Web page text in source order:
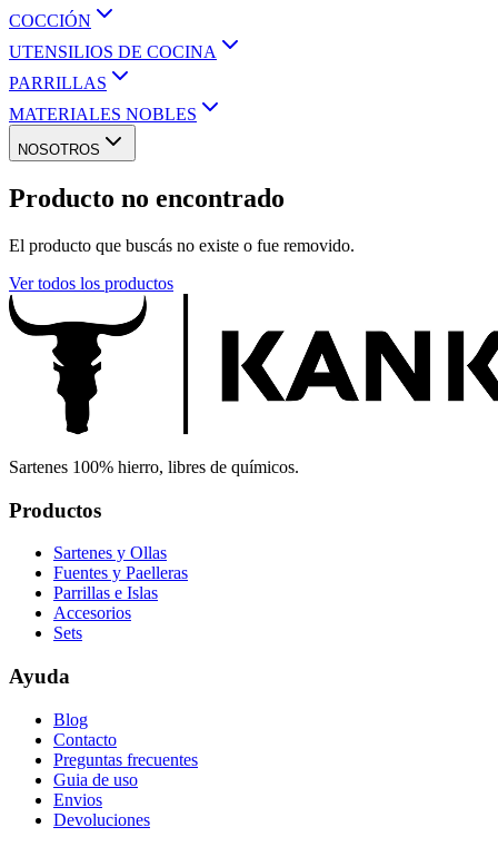
COCCIÓN
UTENSILIOS DE COCINA
PARRILLAS
MATERIALES NOBLES
NOSOTROS
Producto no encontrado
El producto que buscás no existe o fue removido.
Ver todos los productos
Sartenes 100% hierro, libres de químicos.
Productos
Sartenes y Ollas
Fuentes y Paelleras
Parrillas e Islas
Accesorios
Sets
Ayuda
Blog
Contacto
Preguntas frecuentes
Guia de uso
Envios
Devoluciones